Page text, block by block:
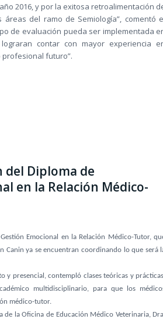
2016, y por la exitosa retroalimentación
del ramo de Semiología”, comentó
de evaluación pueda ser implementada
contar con mayor experiencia
futuro”.
del Diploma de
en la Relación Médico-
Emocional en la Relación Médico-Tutor,
Canin ya se encuentran coordinando lo que será
y presencial, contempló clases teóricas y
multidisciplinario, para que los
médico-tutor.
de la Oficina de Educación Médico Veterinaria,